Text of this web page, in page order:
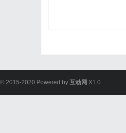
© 2015-2020 Powered by 互动网 X1.0